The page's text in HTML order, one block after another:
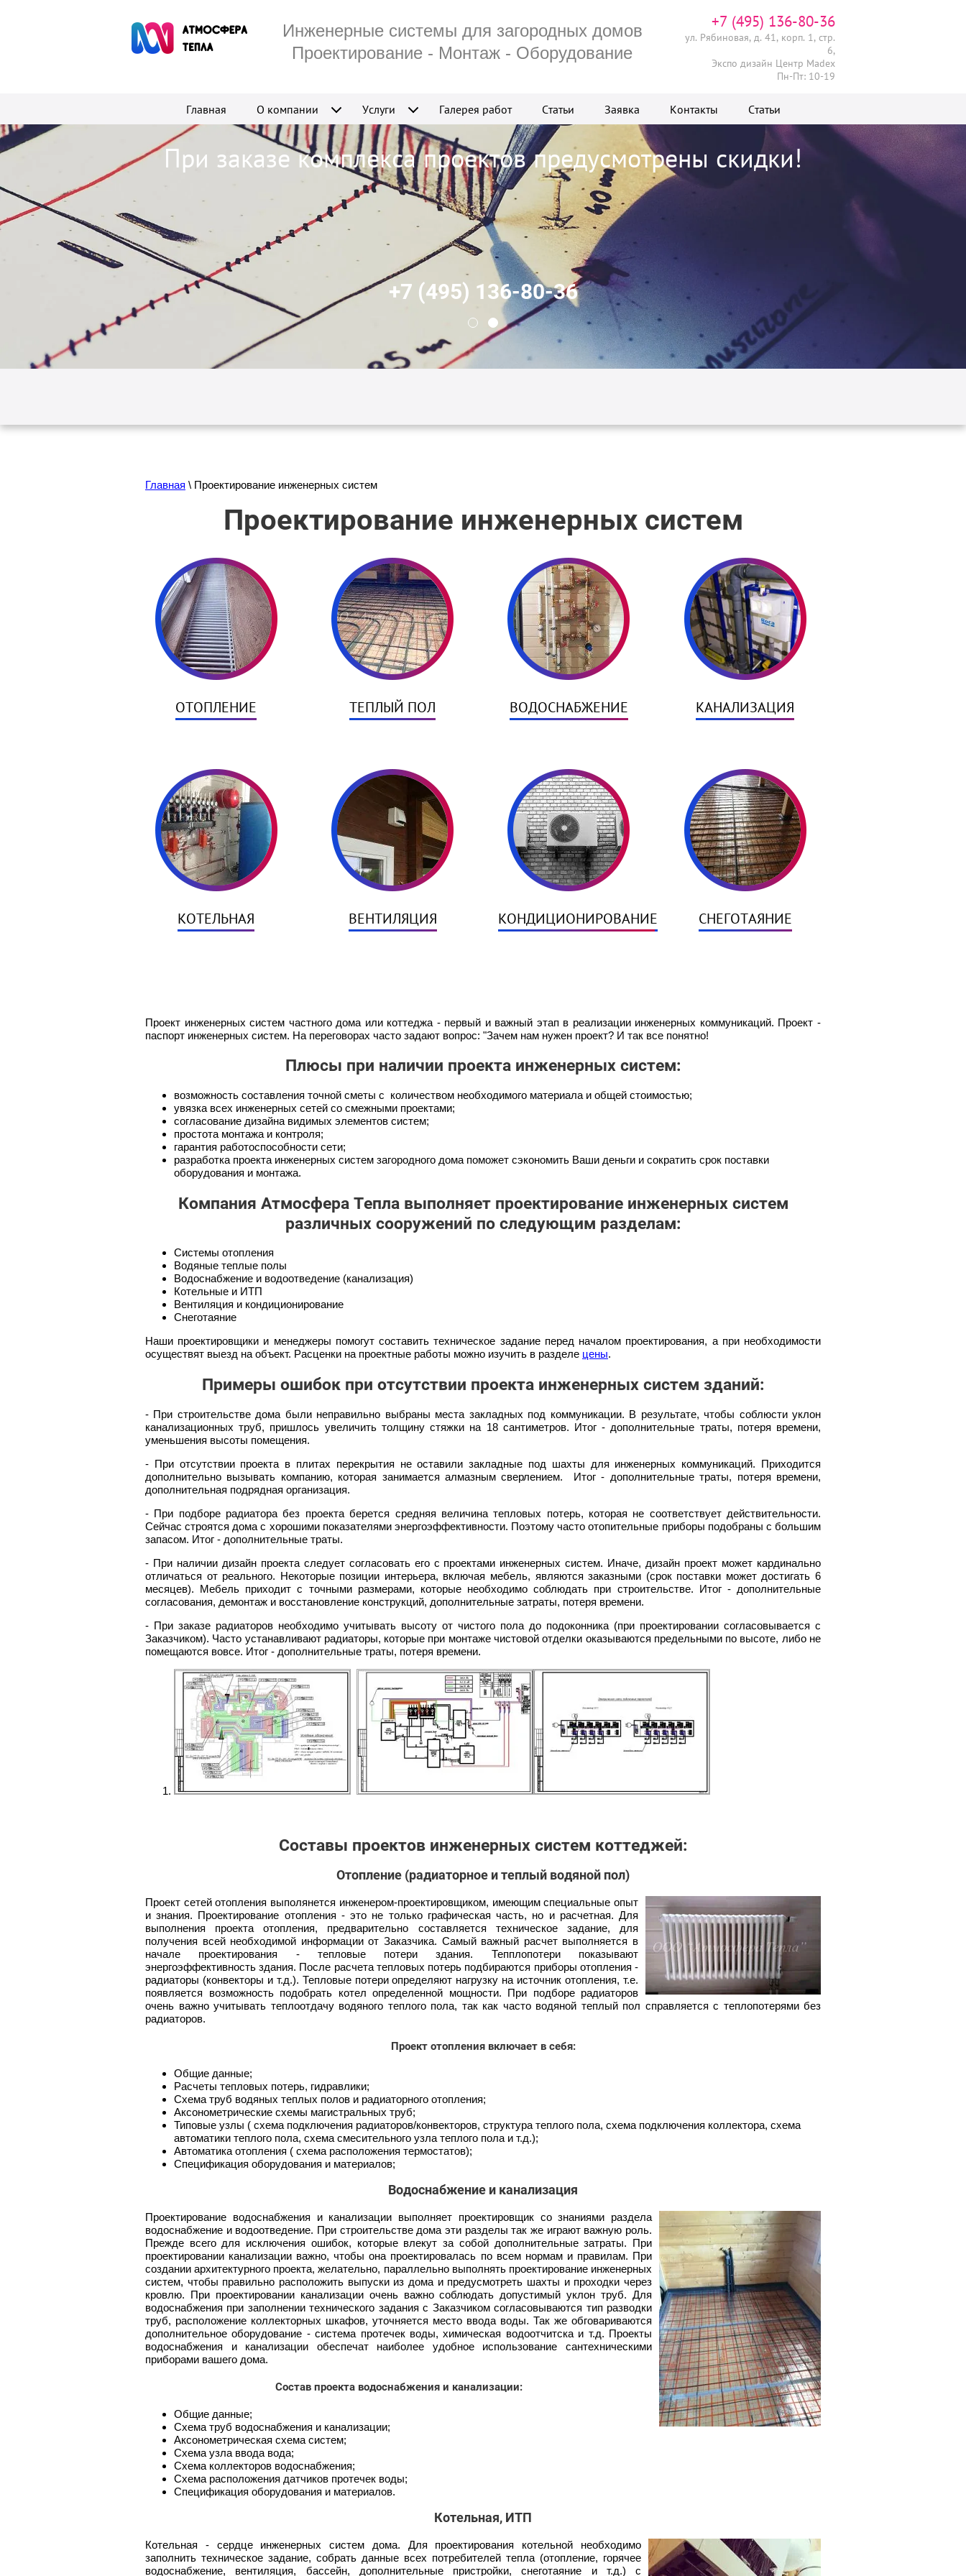
+7 (495) 136-80-36
ул. Рябиновая, д. 41, корп. 1, стр.
6,
Экспо дизайн Центр Madex
Пн-Пт: 10-19
Инженерные системы для загородных домов
Проектирование - Монтаж - Оборудование
Главная О компании Услуги Галерея работ Статьи Заявка Контакты Статьи
При заказе комплекса проектов предусмотрены скидки!
+7 (495) 136-80-36
Главная \ Проектирование инженерных систем
Проектирование инженерных систем
ОТОПЛЕНИЕ ТЕПЛЫЙ ПОЛ ВОДОСНАБЖЕНИЕ КАНАЛИЗАЦИЯ
КОТЕЛЬНАЯ ВЕНТИЛЯЦИЯ КОНДИЦИОНИРОВАНИЕ СНЕГОТАЯНИЕ
Проект инженерных систем частного дома или коттеджа - первый и важный этап в реализации инженерных коммуникаций. Проект -
паспорт инженерных систем. На переговорах часто задают вопрос: "Зачем нам нужен проект? И так все понятно!
Плюсы при наличии проекта инженерных систем:
возможность составления точной сметы с количеством необходимого материала и общей стоимостью;
увязка всех инженерных сетей со смежными проектами;
согласование дизайна видимых элементов систем;
простота монтажа и контроля;
гарантия работоспособности сети;
разработка проекта инженерных систем загородного дома поможет сэкономить Ваши деньги и сократить срок поставки
оборудования и монтажа.
Компания Атмосфера Тепла выполняет проектирование инженерных систем
различных сооружений по следующим разделам:
Cистемы отопления
Водяные теплые полы
Водоснабжение и водоотведение (канализация)
Котельные и ИТП
Вентиляция и кондиционирование
Снеготаяние
Наши проектировщики и менеджеры помогут составить техническое задание перед началом проектирования, а при необходимости
осуществят выезд на объект. Расценки на проектные работы можно изучить в разделе цены.
Примеры ошибок при отсутствии проекта инженерных систем зданий:
- При строительстве дома были неправильно выбраны места закладных под коммуникации. В результате, чтобы соблюсти уклон
канализационных труб, пришлось увеличить толщину стяжки на 18 сантиметров. Итог - дополнительные траты, потеря времени,
уменьшения высоты помещения.
- При отсутствии проекта в плитах перекрытия не оставили закладные под шахты для инженерных коммуникаций. Приходится
дополнительно вызывать компанию, которая занимается алмазным сверлением. Итог - дополнительные траты, потеря времени,
дополнительная подрядная организация.
- При подборе радиатора без проекта берется средняя величина тепловых потерь, которая не соответствует действительности.
Сейчас строятся дома с хорошими показателями энергоэффективности. Поэтому часто отопительные приборы подобраны с большим
запасом. Итог - дополнительные траты.
- При наличии дизайн проекта следует согласовать его с проектами инженерных систем. Иначе, дизайн проект может кардинально
отличаться от реального. Некоторые позиции интерьера, включая мебель, являются заказными (срок поставки может достигать 6
месяцев). Мебель приходит с точными размерами, которые необходимо соблюдать при строительстве. Итог - дополнительные
согласования, демонтаж и восстановление конструкций, дополнительные затраты, потеря времени.
- При заказе радиаторов необходимо учитывать высоту от чистого пола до подоконника (при проектировании согласовывается с
Заказчиком). Часто устанавливают радиаторы, которые при монтаже чистовой отделки оказываются предельными по высоте, либо не
помещаются вовсе. Итог - дополнительные траты, потеря времени.
Составы проектов инженерных систем коттеджей:
Отопление (радиаторное и теплый водяной пол)
Проект сетей отопления выполянется инженером-проектировщиком, имеющим специальные опыт
и знания. Проектирование отопления - это не только графическая часть, но и расчетная. Для
выполнения проекта отопления, предварительно составляется техническое задание, для
получения всей необходимой информации от Заказчика. Самый важный расчет выполняется в
начале проектирования - тепловые потери здания. Тепплопотери показывают
энергоэффективность здания. После расчета тепловых потерь подбираются приборы отопления -
радиаторы (конвекторы и т.д.). Тепловые потери определяют нагрузку на источник отопления, т.е.
появляется возможность подобрать котел определенной мощности. При подборе радиаторов
очень важно учитывать теплоотдачу водяного теплого пола, так как часто водяной теплый пол справляется с теплопотерями без
радиаторов.
Проект отопления включает в себя:
Общие данные;
Расчеты тепловых потерь, гидравлики;
Схема труб водяных теплых полов и радиаторного отопления;
Аксонометрические схемы магистральных труб;
Типовые узлы ( схема подключения радиаторов/конвекторов, структура теплого пола, схема подключения коллектора, схема
автоматики теплого пола, схема смесительного узла теплого пола и т.д.);
Автоматика отопления ( схема расположения термостатов);
Спецификация оборудования и материалов;
Водоснабжение и канализация
Проектирование водоснабжения и канализации выполняет проектировщик со знаниями раздела
водоснабжение и водоотведение. При строительстве дома эти разделы так же играют важную роль.
Прежде всего для исключения ошибок, которые влекут за собой дополнительные затраты. При
проектировании канализации важно, чтобы она проектировалась по всем нормам и правилам. При
создании архитектурного проекта, желательно, параллельно выполнять проектирование инженерных
систем, чтобы правильно расположить выпуски из дома и предусмотреть шахты и проходки через
кровлю. При проектировании канализации очень важно соблюдать допустимый уклон труб. Для
водоснабжения при заполнении технического задания с Заказчиком согласовываются тип разводки
труб, расположение коллекторных шкафов, уточняется место ввода воды. Так же обговариваются
дополнительное оборудование - система протечек воды, химическая водоотчитска и т.д. Проекты
водоснабжения и канализации обеспечат наиболее удобное использование сантехническими
приборами вашего дома.
Состав проекта водоснабжения и канализации:
Общие данные;
Схема труб водоснабжения и канализации;
Аксонометрическая схема систем;
Схема узла ввода вода;
Схема коллекторов водоснабжения;
Схема расположения датчиков протечек воды;
Спецификация оборудования и материалов.
Котельная, ИТП
Котельная - сердце инженерных систем дома. Для проектирования котельной необходимо
заполнить техническое задание, собрать данные всех потребителей тепла (отопление, горячее
водоснабжение, вентиляция, бассейн, дополнительные пристройки, снеготаяние и т.д.) с